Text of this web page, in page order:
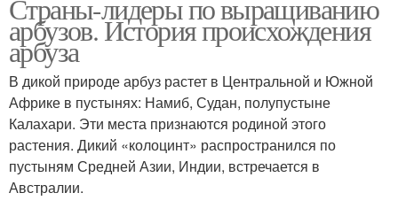
Арбузы в россии Ранний арбуз
Знать об астраханском
арбузе
Страны-лидеры по выращиванию
арбузов. История происхождения
арбуза
В дикой природе арбуз растет в Центральной и Южной
Африке в пустынях: Намиб, Судан, полупустыне
Калахари. Эти места признаются родиной этого
растения. Дикий «колоцинт» распространился по
пустыням Средней Азии, Индии, встречается в
Австралии.